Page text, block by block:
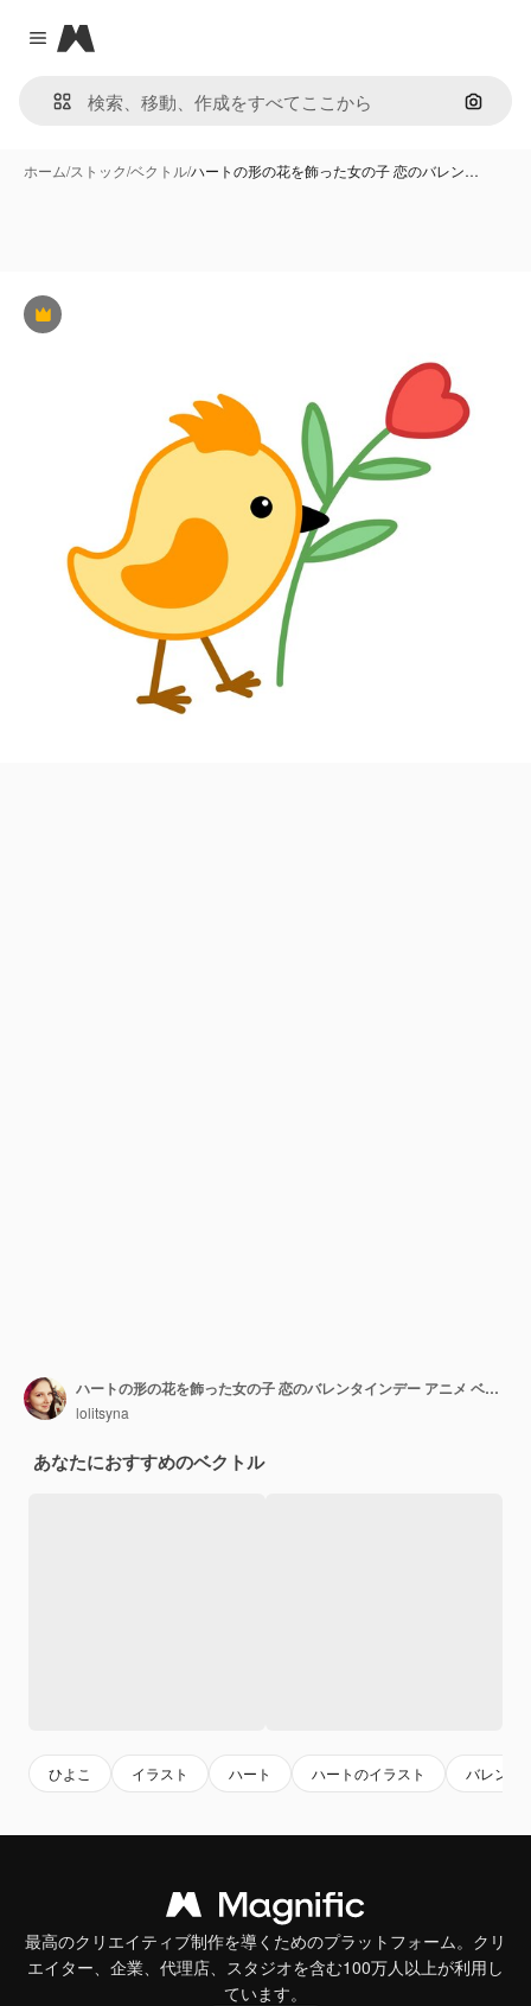
Close menu
Magnific
画像で
ホーム/ストック/ベクトル/ハートの形の花を飾った女の子 恋のバレン…
Premium
ハートの形の花を飾った女の子 恋のバレンタインデー アニメ ベクトルエピソード10
lolitsyna
あなたにおすすめのベクトル
ひよこ イラスト ハート ハートのイラスト バレンタ
最高のクリエイティブ制作を導くためのプラットフォーム。クリ
エイター、企業、代理店、スタジオを含む100万人以上が利用し
ています。